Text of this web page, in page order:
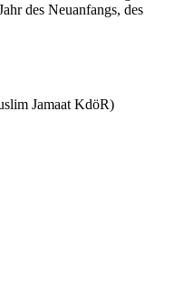
des Neuanfangs, des
Jamaat KdöR)